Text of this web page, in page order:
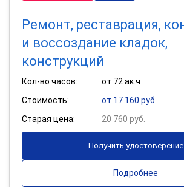
Ремонт, реставрация,
и воссоздание кладок,
конструкций
Кол-во часов:
от 72 ак.ч
Стоимость:
от 17 160 руб.
Старая цена:
20 760 руб.
Получить удостоверение
Подробнее